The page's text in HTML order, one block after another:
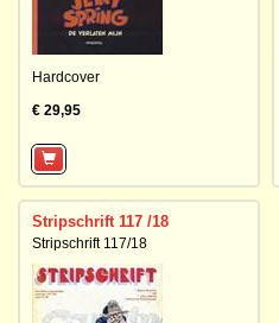
Hardcover
€ 29,95
Stripschrift 117 /18
Stripschrift 117/18